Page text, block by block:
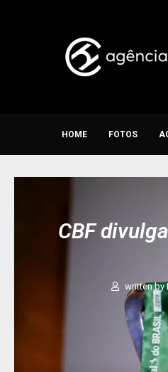
HOME FOTOS
CBF
written by